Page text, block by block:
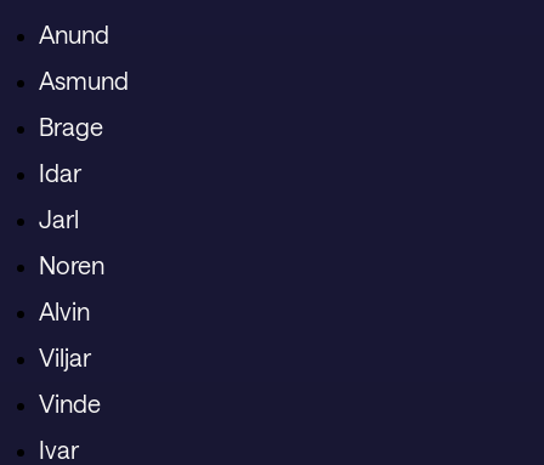
Anund
Asmund
Brage
Idar
Jarl
Noren
Alvin
Viljar
Vinde
Ivar